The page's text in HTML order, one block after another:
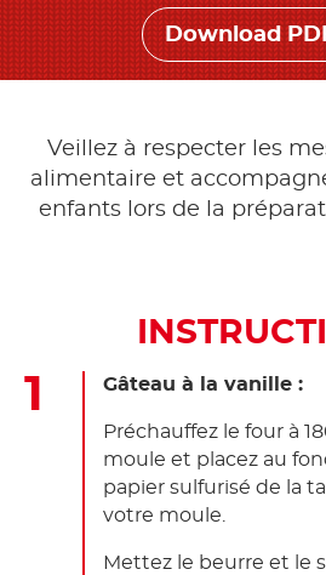
Download
Veillez à respecter les
alimentaire et
enfants lors de la
Gâteau à la vanille :
Préchauffez le four à
moule et placez au
papier sulfurisé de la
votre moule.
Mettez le beurre et le